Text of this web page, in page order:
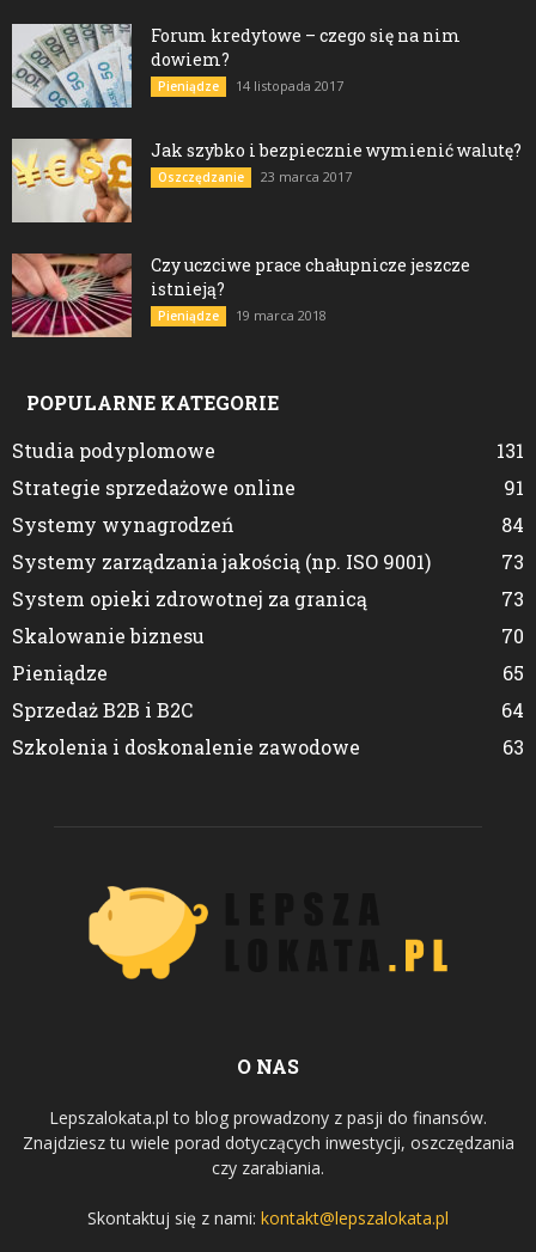
Forum kredytowe – czego się na nim
dowiem?
Pieniądze 14 listopada 2017
Jak szybko i bezpiecznie wymienić walutę?
Oszczędzanie 23 marca 2017
Czy uczciwe prace chałupnicze jeszcze
istnieją?
Pieniądze 19 marca 2018
POPULARNE KATEGORIE
Studia podyplomowe
131
Strategie sprzedażowe online
91
Systemy wynagrodzeń
84
Systemy zarządzania jakością (np. ISO 9001)
73
System opieki zdrowotnej za granicą
73
Skalowanie biznesu
70
Pieniądze
65
Sprzedaż B2B i B2C
64
Szkolenia i doskonalenie zawodowe
63
O NAS
Lepszalokata.pl to blog prowadzony z pasji do finansów.
Znajdziesz tu wiele porad dotyczących inwestycji, oszczędzania
czy zarabiania.
Skontaktuj się z nami: kontakt@lepszalokata.pl